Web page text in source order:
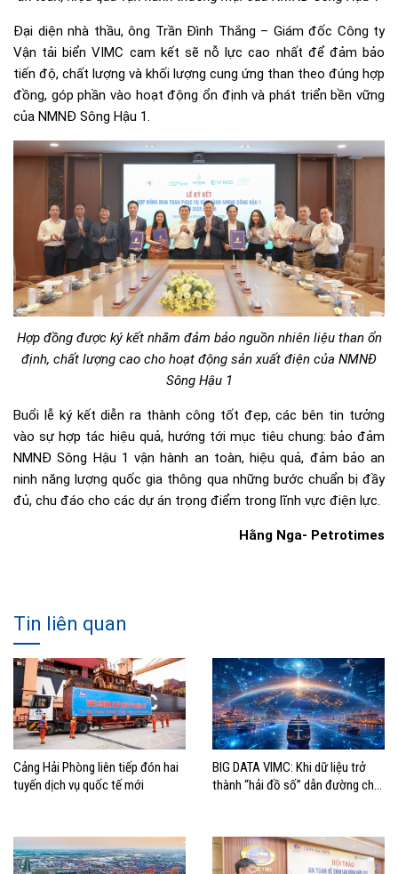
Đại diện nhà thầu, ông Trần Đình Thắng – Giám đốc Công ty
Vận tải biển VIMC cam kết sẽ nỗ lực cao nhất để đảm bảo
tiến độ, chất lượng và khối lượng cung ứng than theo đúng hợp
đồng, góp phần vào hoạt động ổn định và phát triển bền vững
của NMNĐ Sông Hậu 1.
Hợp đồng được ký kết nhằm đảm bảo nguồn nhiên liệu than ổn
định, chất lượng cao cho hoạt động sản xuất điện của NMNĐ
Sông Hậu 1
Buổi lễ ký kết diễn ra thành công tốt đẹp, các bên tin tưởng
vào sự hợp tác hiệu quả, hướng tới mục tiêu chung: bảo đảm
NMNĐ Sông Hậu 1 vận hành an toàn, hiệu quả, đảm bảo an
ninh năng lượng quốc gia thông qua những bước chuẩn bị đầy
đủ, chu đáo cho các dự án trọng điểm trong lĩnh vực điện lực.
Hằng Nga- Petrotimes
Tin liên quan
Cảng Hải Phòng liên tiếp đón hai
tuyến dịch vụ quốc tế mới
BIG DATA VIMC: Khi dữ liệu trở
thành “hải đồ số” dẫn đường cho